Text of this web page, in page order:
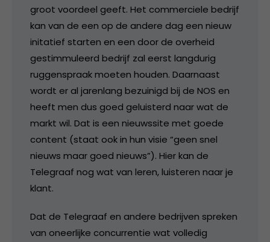
groot voordeel geeft. Het commerciele bedrijf
kan van de een op de andere dag een nieuw
initatief starten en een door de overheid
gestimmuleerd bedrijf zal eerst langdurig
ruggenspraak moeten houden. Daarnaast
wordt er al jarenlang bezuinigd bij de NOS en
heeft men dus goed geluisterd naar wat de
markt wil. Dat is een nieuwssite met goede
content (staat ook in hun visie “geen snel
nieuws maar goed nieuws”). Hier kan de
Telegraaf nog wat van leren, luisteren naar je
klant.
Dat de Telegraaf en andere bedrijven spreken
van oneerlijke concurrentie wat volledig